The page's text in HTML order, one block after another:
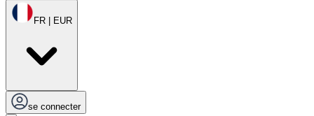
FR | EUR
se connecter